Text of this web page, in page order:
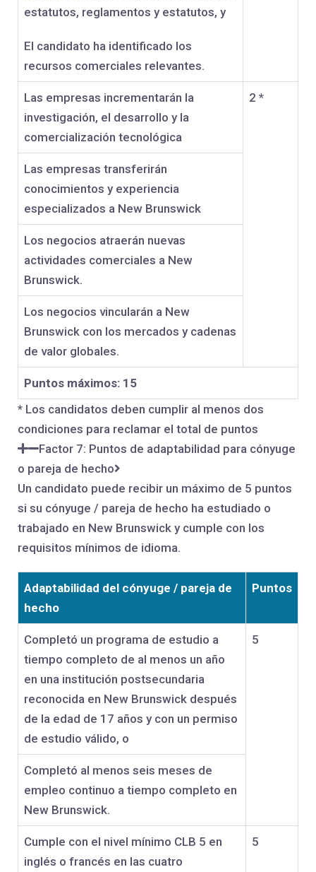
estatutos, reglamentos y estatutos, y
El candidato ha identificado los
recursos comerciales relevantes.
Las empresas incrementarán la
investigación, el desarrollo y la
comercialización tecnológica
2 *
Las empresas transferirán
conocimientos y experiencia
especializados a New Brunswick
Los negocios atraerán nuevas
actividades comerciales a New
Brunswick.
Los negocios vincularán a New
Brunswick con los mercados y cadenas
de valor globales.
Puntos máximos: 15
* Los candidatos deben cumplir al menos dos
condiciones para reclamar el total de puntos
Factor 7: Puntos de adaptabilidad para cónyuge
o pareja de hecho
Un candidato puede recibir un máximo de 5 puntos
si su cónyuge / pareja de hecho ha estudiado o
trabajado en New Brunswick y cumple con los
requisitos mínimos de idioma.
Adaptabilidad del cónyuge / pareja de
hecho
Puntos
Completó un programa de estudio a
tiempo completo de al menos un año
en una institución postsecundaria
reconocida en New Brunswick después
de la edad de 17 años y con un permiso
de estudio válido, o
5
Completó al menos seis meses de
empleo continuo a tiempo completo en
New Brunswick.
Cumple con el nivel mínimo CLB 5 en
inglés o francés en las cuatro
5